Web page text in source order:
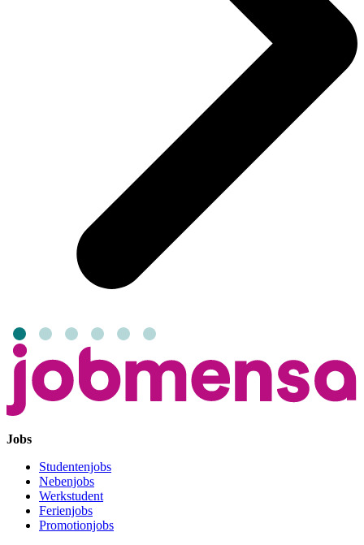
Jobs
Studentenjobs
Nebenjobs
Werkstudent
Ferienjobs
Promotionjobs